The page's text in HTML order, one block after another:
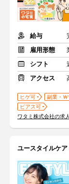
給与
雇用形態
シフト
アクセス
ヒゲ可 副業・
ピアス可
ワタミ株式会社の求
ユースタイルケ